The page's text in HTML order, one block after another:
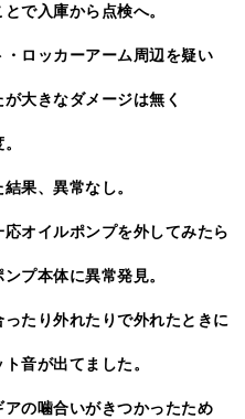
で入庫から点検へ。
ロッカーアーム周辺を疑い
大きなダメージは無く
果、異常なし。
オイルポンプを外してみたら
プ本体に異常発見。
たり外れたりで外れたときに
音が出てました。
の噛合いがきつかったため